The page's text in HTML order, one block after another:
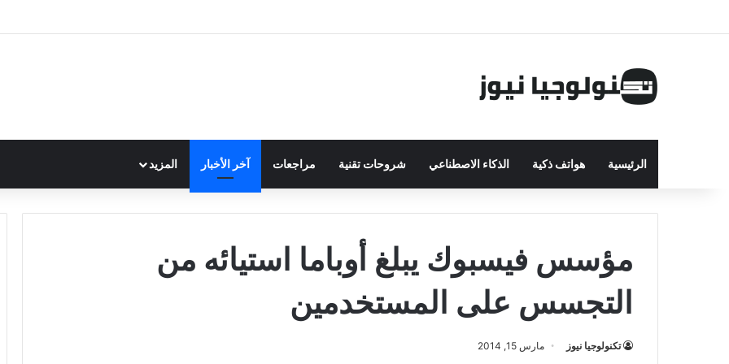
الرئيسية هواتف ذكية الذكاء الاصطناعي شروحات تقنية مراجعات آخر الأخبار المزيد
مؤسس فيسبوك يبلغ أوباما استيائه من
التجسس على المستخدمين
تكنولوجيا نيوز مارس 15, 2014